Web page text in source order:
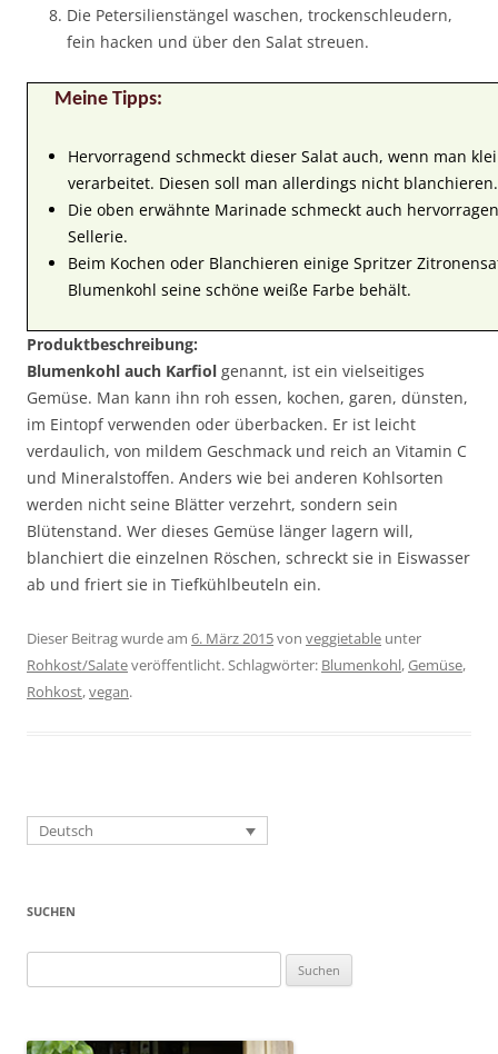
Die Petersilienstängel waschen, trockenschleudern,
fein hacken und über den Salat streuen.
Meine Tipps:
Hervorragend schmeckt dieser Salat auch, wenn man
verarbeitet. Diesen soll man allerdings nicht blanchieren.
Die oben erwähnte Marinade schmeckt auch
Sellerie.
Beim Kochen oder Blanchieren einige Spritzer
Blumenkohl seine schöne weiße Farbe behält.
Produktbeschreibung:
Blumenkohl auch Karfiol genannt, ist ein vielseitiges
Gemüse. Man kann ihn roh essen, kochen, garen, dünsten,
im Eintopf verwenden oder überbacken. Er ist leicht
verdaulich, von mildem Geschmack und reich an Vitamin C
und Mineralstoffen. Anders wie bei anderen Kohlsorten
werden nicht seine Blätter verzehrt, sondern sein
Blütenstand. Wer dieses Gemüse länger lagern will,
blanchiert die einzelnen Röschen, schreckt sie in Eiswasser
ab und friert sie in Tiefkühlbeuteln ein.
Dieser Beitrag wurde am 6. März 2015von veggietable unter
Rohkost/Salateveröffentlicht. Schlagwörter: Blumenkohl,Gemüse,
Rohkost,vegan.
Deutsch
SUCHEN
nach: